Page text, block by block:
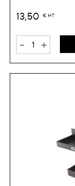
13,50 € HT
- +